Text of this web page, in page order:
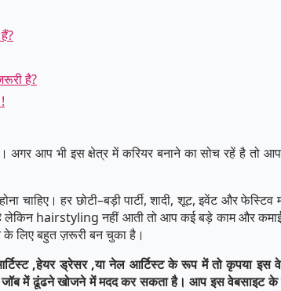
है?
आप भी इस क्षेत्र में करियर बनाने का सोच रहें है तो
हर छोटी–बड़ी पार्टी, शादी, शूट, इवेंट और
hairstyling नहीं आती तो आप कई बड़े काम और
बहुत ज़रूरी बन चुका है।
,हेयर ड्रेसर ,या नेल आर्टिस्ट के रूप में तो कृपया इस
जॉब में ढूंढने खोजने में मदद कर सकता है। आप इस वेबसाइट के